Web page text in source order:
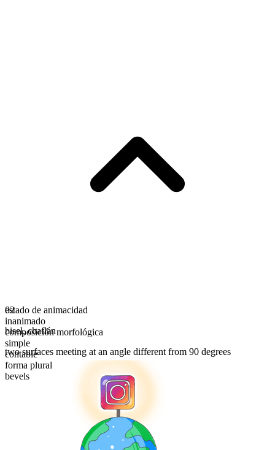
estado de animacidad
inanimado
composición morfológica
simple
contable
forma plural
bevels
02
bisel,chaflán
two surfaces meeting at an angle different from 90 degrees